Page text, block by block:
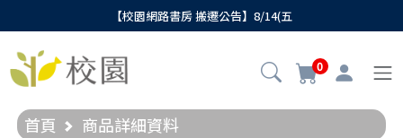
【校園網路書房 搬遷公告】8/14(五
0
首頁 商品詳細資料